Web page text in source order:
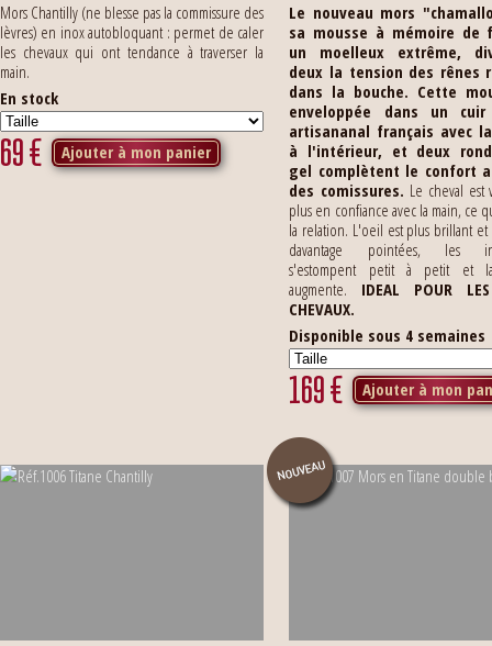
Mors Chantilly (ne blesse pas la commissure des
lèvres) en inox autobloquant : permet de caler
les chevaux qui ont tendance à traverser la
main.
En stock
69€ Ajouter à mon panier
Le nouveau mors
sa mousse à mémoire de
un moelleux extrême,
deux la tension des rênes
dans la bouche. Cette
enveloppée dans un
artisananal français avec
à l'intérieur, et deux
gel complètent le confort
des comissures. Le cheval est
plus en confiance avec la main, ce
la relation. L'oeil est plus brillant
davantage pointées, les
s'estompent petit à petit et
augmente. IDEAL POUR
CHEVAUX.
Disponible sous 4 semaines
169€ Ajouter à mon